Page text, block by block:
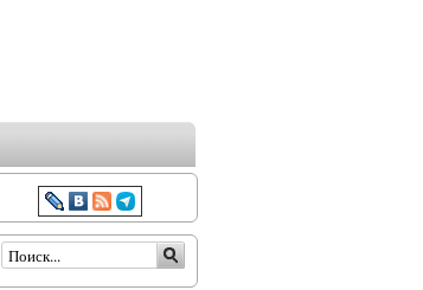
Форма поиска